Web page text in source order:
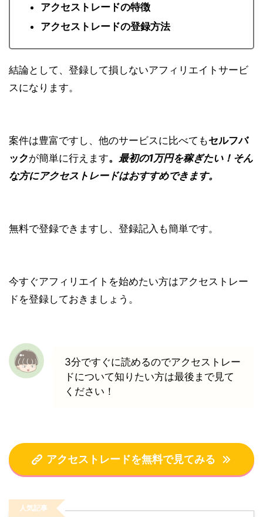
アクセストレードの特徴
アクセストレードの登録方法
結論として、登録して損しないアフィリエイトサービ
スになります。
案件は豊富ですし、他のサービスに比べてもセルフバ
ックが簡単に行えます。 最初の1万円を稼ぎたい！そん
な方にアクセストレードはおすすめできます。
無料で登録できますし、登録記入も簡単です。
今すぐアフィリエイトを始めたい方はアクセストレー
ドを登録しておきましょう。
3分ですぐに読めるのでアクセストレー
ドについて知りたい方は最後まで見て
ください！
アクセストレードを無料で見てみる
人気記事